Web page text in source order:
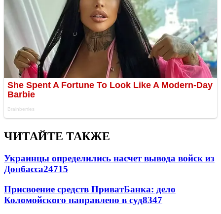
ЧИТАЙТЕ ТАКЖЕ
Украинцы определились насчет вывода войск из
Донбасса24715
Присвоение средств ПриватБанка: дело
Коломойского направлено в суд8347